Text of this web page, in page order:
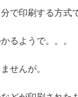
で印刷する方式
るようで。。。
せんが。